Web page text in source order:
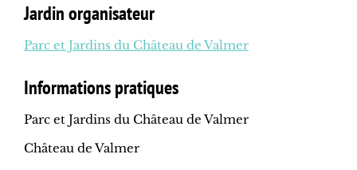
Jardin organisateur
Parc et Jardins du Château de Valmer
Informations pratiques
Parc et Jardins du Château de Valmer
Château de Valmer